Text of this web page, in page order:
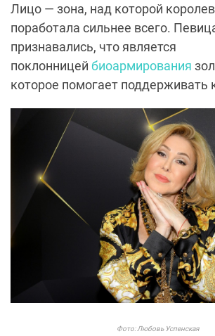
Лицо — зона, над которой
поработала сильнее всего.
признавались, что является
поклонницей биоармирования
которое помогает поддерживать
Фото: Любовь Успенская